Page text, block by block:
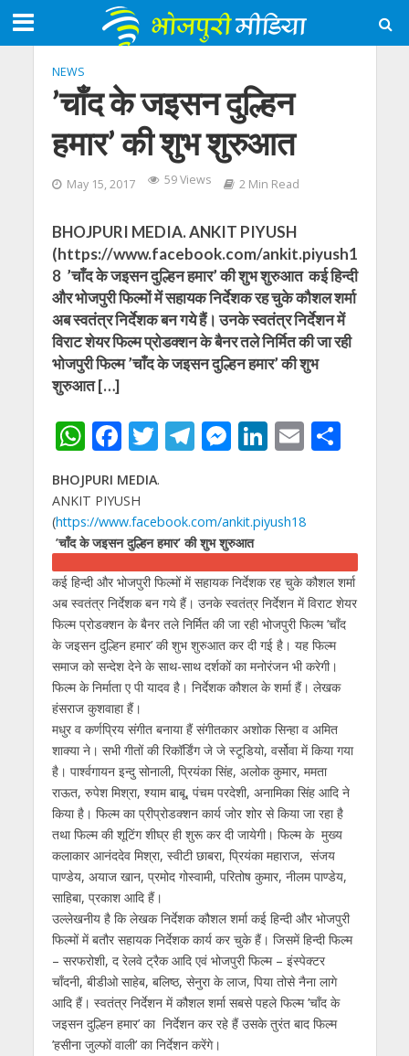
NEWS
’चाँद के जइसन दुल्हिन
हमार’ की शुभ शुरुआत
May 15, 2017 59 Views 2 Min Read
BHOJPURI MEDIA. ANKIT PIYUSH
(https://www.facebook.com/ankit.piyush1
8 ’चाँद के जइसन दुल्हिन हमार’ की शुभ शुरुआत कई हिन्दी
और भोजपुरी फिल्मों में सहायक निर्देशक रह चुके कौशल शर्मा
अब स्वतंत्र निर्देशक बन गये हैं। उनके स्वतंत्र निर्देशन में
विराट शेयर फिल्म प्रोडक्शन के बैनर तले निर्मित की जा रही
भोजपुरी फिल्म ’चाँद के जइसन दुल्हिन हमार’ की शुभ
शुरुआत […]
W
h
at
s
A
p
p
F
ac
e
b
o
o
k
T
itt
er
T
gr
a
m
M
e
n
g
er
Li
e
dI
n
E
l
S
BHOJPURI MEDIA.
ANKIT PIYUSH
(https://www.facebook.com/ankit.piyush18
’चाँद के जइसन दुल्हिन हमार’ की शुभ शुरुआत
कई हिन्दी और भोजपुरी फिल्मों में सहायक निर्देशक रह चुके कौशल शर्मा
अब स्वतंत्र निर्देशक बन गये हैं। उनके स्वतंत्र निर्देशन में विराट शेयर
फिल्म प्रोडक्शन के बैनर तले निर्मित की जा रही भोजपुरी फिल्म ’चाँद
के जइसन दुल्हिन हमार’ की शुभ शुरुआत कर दी गई है। यह फिल्म
समाज को सन्देश देने के साथ-साथ दर्शकों का मनोरंजन भी करेगी।
फिल्म के निर्माता ए पी यादव है। निर्देशक कौशल के शर्मा हैं। लेखक
हंसराज कुशवाहा हैं।
मधुर व कर्णप्रिय संगीत बनाया हैं संगीतकार अशोक सिन्हा व अमित
शाक्या ने। सभी गीतों की रिकॉर्डिंग जे जे स्टूडियो, वर्सोवा में किया गया
है। पार्श्वगायन इन्दु सोनाली, प्रियंका सिंह, अलोक कुमार, ममता
राऊत, रुपेश मिश्रा, श्याम बाबू, पंचम परदेशी, अनामिका सिंह आदि ने
किया है। फिल्म का प्रीप्रोडक्शन कार्य जोर शोर से किया जा रहा है
तथा फिल्म की शूटिंग शीघ्र ही शुरू कर दी जायेगी। फिल्म के मुख्य
कलाकार आनंददेव मिश्रा, स्वीटी छाबरा, प्रियंका महाराज, संजय
पाण्डेय, अयाज खान, प्रमोद गोस्वामी, परितोष कुमार, नीलम पाण्डेय,
साहिबा, प्रकाश आदि हैं।
उल्लेखनीय है कि लेखक निर्देशक कौशल शर्मा कई हिन्दी और भोजपुरी
फिल्मों में बतौर सहायक निर्देशक कार्य कर चुके हैं। जिसमें हिन्दी फिल्म
– सरफरोशी, द रेलवे ट्रैक आदि एवं भोजपुरी फिल्म – इंस्पेक्टर
चाँदनी, बीडीओ साहेब, बलिष्ठ, सेनुरा के लाज, पिया तोसे नैना लागे
आदि हैं। स्वतंत्र निर्देशन में कौशल शर्मा सबसे पहले फिल्म ’चॉंद के
जइसन दुल्हिन हमार’ का निर्देशन कर रहे हैं उसके तुरंत बाद फिल्म
’हसीना जुल्फों वाली’ का निर्देशन करेंगे।